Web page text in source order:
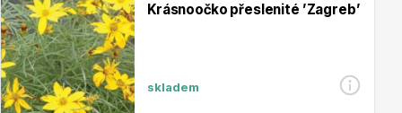
Vřesovištní rostliny
Krásnoočko přeslenité ’Zagreb’
skladem